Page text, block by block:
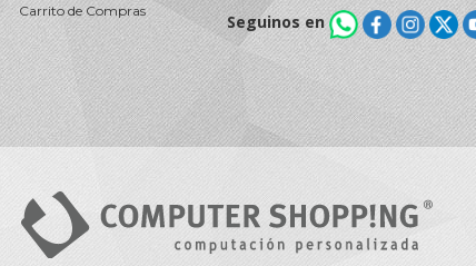
Carrito de Compras
Seguinos en